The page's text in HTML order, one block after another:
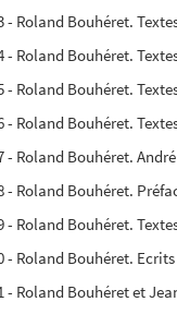
- Roland Bouhéret.
- Roland Bouhéret.
- Roland Bouhéret.
- Roland Bouhéret.
- Roland Bouhéret.
- Roland Bouhéret.
- Roland Bouhéret.
- Roland Bouhéret.
- Roland Bouhéret et